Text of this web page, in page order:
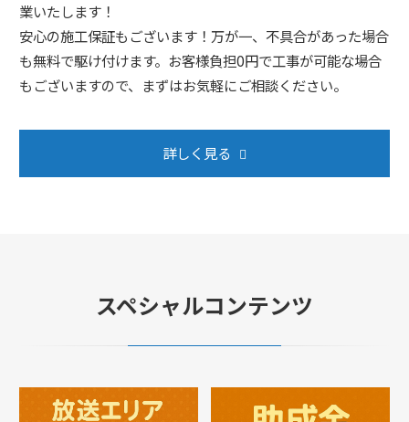
業いたします！
安心の施工保証もございます！万が一、不具合があった場合
も無料で駆け付けます。お客様負担0円で工事が可能な場合
もございますので、まずはお気軽にご相談ください。
詳しく見る
スペシャルコンテンツ